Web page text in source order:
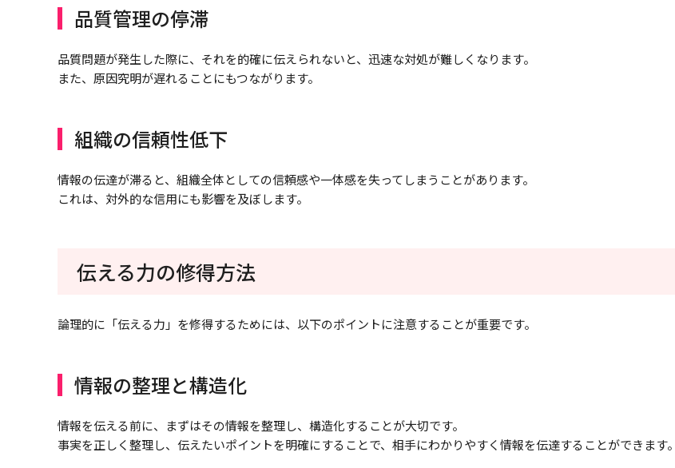
品質管理の停滞
品質問題が発生した際に、それを的確に伝えられないと、迅速な対処が難しくなります。
また、原因究明が遅れることにもつながります。
組織の信頼性低下
情報の伝達が滞ると、組織全体としての信頼感や一体感を失ってしまうことがあります。
これは、対外的な信用にも影響を及ぼします。
伝える力の修得方法
論理的に「伝える力」を修得するためには、以下のポイントに注意することが重要です。
情報の整理と構造化
情報を伝える前に、まずはその情報を整理し、構造化することが大切です。
事実を正しく整理し、伝えたいポイントを明確にすることで、相手にわかりやすく情報を伝達することができます。